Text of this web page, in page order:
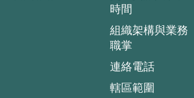
時間
組織架構與業務
職掌
連絡電話
轄區範圍